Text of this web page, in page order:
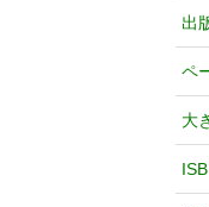
出
ペ
大